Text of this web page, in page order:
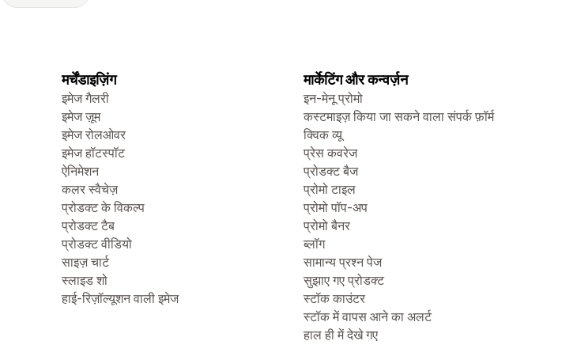
मर्चेंडाइज़िंग
इमेज गैलरी
इमेज ज़ूम
इमेज रोलओवर
इमेज हॉटस्पॉट
ऐनिमेशन
कलर स्वैचेज़
प्रोडक्ट के विकल्प
प्रोडक्ट टैब
प्रोडक्ट वीडियो
साइज़ चार्ट
स्लाइड शो
हाई-रिज़ॉल्यूशन वाली इमेज
मार्केटिंग और कन्वर्ज़न
इन-मेनू प्रोमो
कस्टमाइज़ किया जा सकने वाला संपर्क फ़ॉर्म
क्विक व्यू
प्रेस कवरेज
प्रोडक्ट बैज
प्रोमो टाइल
प्रोमो पॉप-अप
प्रोमो बैनर
ब्लॉग
सामान्य प्रश्न पेज
सुझाए गए प्रोडक्ट
स्टॉक काउंटर
स्टॉक में वापस आने का अलर्ट
हाल ही में देखे गए